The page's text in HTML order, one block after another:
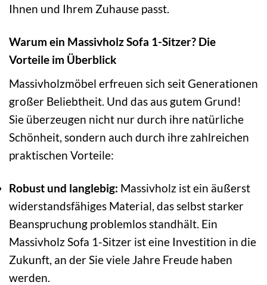
Ihnen und Ihrem Zuhause passt.
Warum ein Massivholz Sofa 1-Sitzer? Die
Vorteile im Überblick
Massivholzmöbel erfreuen sich seit Generationen
großer Beliebtheit. Und das aus gutem Grund!
Sie überzeugen nicht nur durch ihre natürliche
Schönheit, sondern auch durch ihre zahlreichen
praktischen Vorteile:
Robust und langlebig: Massivholz ist ein äußerst
widerstandsfähiges Material, das selbst starker
Beanspruchung problemlos standhält. Ein
Massivholz Sofa 1-Sitzer ist eine Investition in die
Zukunft, an der Sie viele Jahre Freude haben
werden.